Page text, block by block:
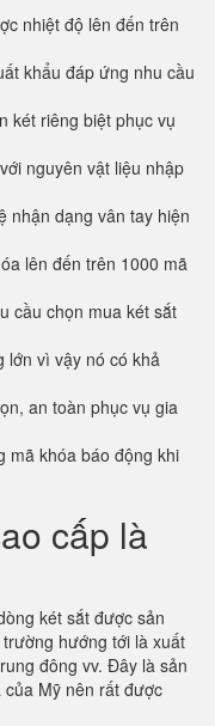
nhiệt độ lên đến trên
khẩu đáp ứng nhu cầu
két riêng biệt phục vụ
nguyên vật liệu nhập
nhận dạng vân tay hiện
lên đến trên 1000 mã
cầu chọn mua két sắt
lớn vì vậy nó có khả
an toàn phục vụ gia
mã khóa báo động khi
cấp là
két sắt được sản
hướng tới là xuất
đông vv. Đây là sản
Mỹ nên rất được